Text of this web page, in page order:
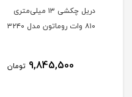
دریل چکشی ۱۳ میلی‌متری
۸۱۰ وات روماتون مدل ۳۲۴۰
9,845,500 تومان